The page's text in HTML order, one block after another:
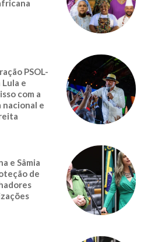
PSOL-
Lula e
com a
nacional e
e Sâmia
de